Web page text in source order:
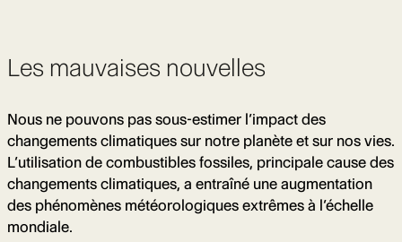
Les mauvaises nouvelles
Nous ne pouvons pas sous-estimer l’impact des
changements climatiques sur notre planète et sur nos vies.
L’utilisation de combustibles fossiles, principale cause des
changements climatiques, a entraîné une augmentation
des phénomènes météorologiques extrêmes à l’échelle
mondiale.